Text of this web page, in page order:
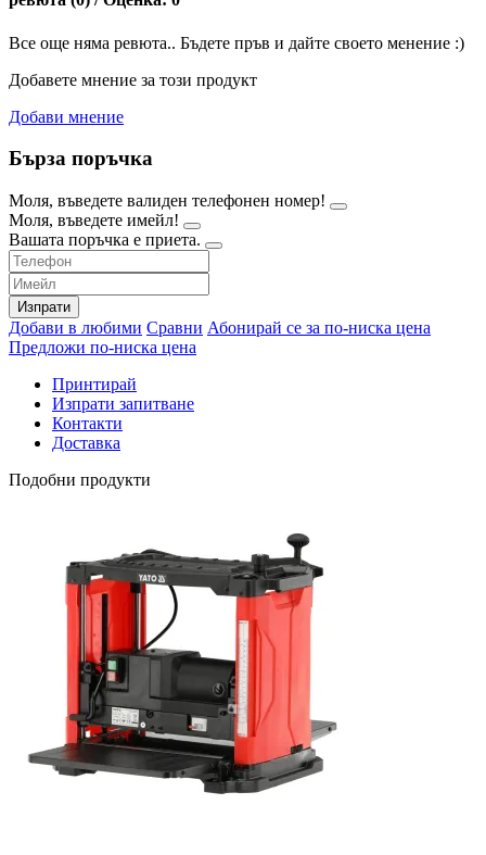
Все още няма ревюта.. Бъдете пръв и дайте своето менение :)
Добавете мнение за този продукт
Добави мнение
Бърза поръчка
Моля, въведете валиден телефонен номер!
Моля, въведете имейл!
Вашата поръчка е приета.
Изпрати
Добави в любими Сравни Абонирай се за по-ниска цена
Предложи по-ниска цена
Принтирай
Изпрати запитване
Контакти
Доставка
Подобни продукти